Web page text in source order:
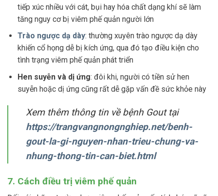
tiếp xúc nhiều với cát, bụi hay hóa chất dạng khí sẽ làm
tăng nguy cơ bị viêm phế quản người lớn
Trào ngược dạ dày: thường xuyên trào ngược dạ dày
khiến cổ họng dễ bị kích ứng, qua đó tạo điều kiện cho
tình trạng viêm phế quản phát triển
Hen suyễn và dị ứng: đôi khi, người có tiền sử hen
suyễn hoặc dị ứng cũng rất dễ gặp vấn đề sức khỏe này
Xem thêm thông tin về bệnh Gout tại
https://trangvangnongnghiep.net/benh-
gout-la-gi-nguyen-nhan-trieu-chung-va-
nhung-thong-tin-can-biet.html
7. Cách điều trị viêm phế quản